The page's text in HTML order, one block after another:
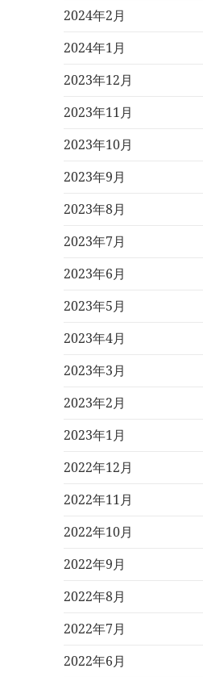
2024年2月
2024年1月
2023年12月
2023年11月
2023年10月
2023年9月
2023年8月
2023年7月
2023年6月
2023年5月
2023年4月
2023年3月
2023年2月
2023年1月
2022年12月
2022年11月
2022年10月
2022年9月
2022年8月
2022年7月
2022年6月